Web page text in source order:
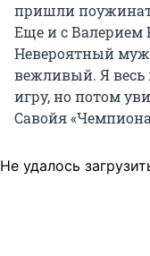
пришли
Еще и с
Невероятный
вежливый. Я весь
игру, но потом
Савойя
Не удалось